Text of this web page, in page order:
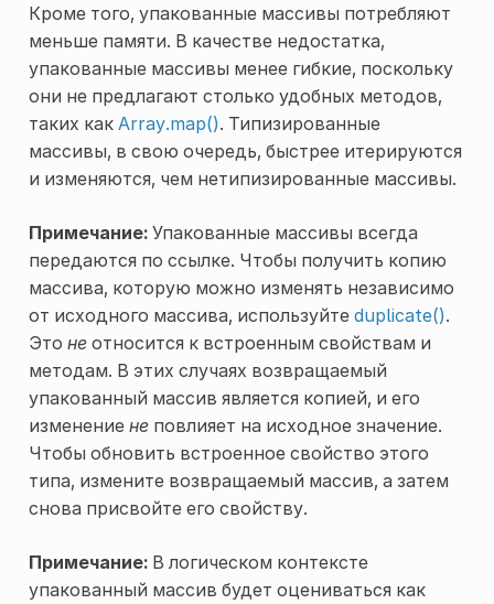
Кроме того, упакованные массивы потребляют
меньше памяти. В качестве недостатка,
упакованные массивы менее гибкие, поскольку
они не предлагают столько удобных методов,
таких как Array.map(). Типизированные
массивы, в свою очередь, быстрее итерируются
и изменяются, чем нетипизированные массивы.
Примечание:Упакованные массивы всегда
передаются по ссылке. Чтобы получить копию
массива, которую можно изменять независимо
от исходного массива, используйте duplicate().
Это неотносится к встроенным свойствам и
методам. В этих случаях возвращаемый
упакованный массив является копией, и его
изменение неповлияет на исходное значение.
Чтобы обновить встроенное свойство этого
типа, измените возвращаемый массив, а затем
снова присвойте его свойству.
Примечание:В логическом контексте
упакованный массив будет оцениваться как